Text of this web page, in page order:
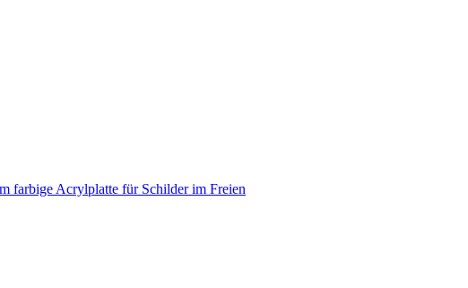
farbige Acrylplatte für Schilder im Freien